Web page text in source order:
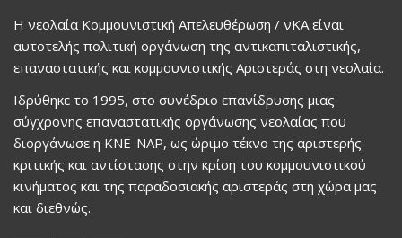
Η νεολαία Κομμουνιστική Απελευθέρωση / νΚΑ είναι
αυτοτελής πολιτική οργάνωση της αντικαπιταλιστικής,
επαναστατικής και κομμουνιστικής Αριστεράς στη νεολαία.
Ιδρύθηκε το 1995, στο συνέδριο επανίδρυσης μιας
σύγχρονης επαναστατικής οργάνωσης νεολαίας που
διοργάνωσε η ΚΝΕ-ΝΑΡ, ως ώριμο τέκνο της αριστερής
κριτικής και αντίστασης στην κρίση του κομμουνιστικού
κινήματος και της παραδοσιακής αριστεράς στη χώρα μας
και διεθνώς.